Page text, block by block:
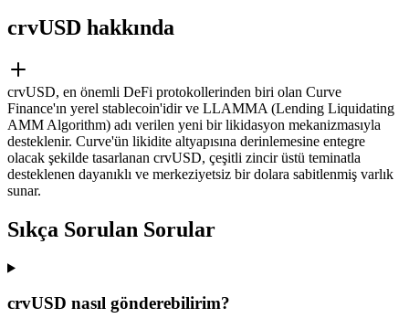
crvUSD hakkında
crvUSD, en önemli DeFi protokollerinden biri olan Curve
Finance'ın yerel stablecoin'idir ve LLAMMA (Lending Liquidating
AMM Algorithm) adı verilen yeni bir likidasyon mekanizmasıyla
desteklenir. Curve'ün likidite altyapısına derinlemesine entegre
olacak şekilde tasarlanan crvUSD, çeşitli zincir üstü teminatla
desteklenen dayanıklı ve merkeziyetsiz bir dolara sabitlenmiş varlık
sunar.
Sıkça Sorulan Sorular
crvUSD nasıl gönderebilirim?